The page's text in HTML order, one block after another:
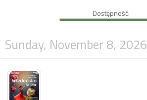
Dostępność:
Sunday, November 8, 2026